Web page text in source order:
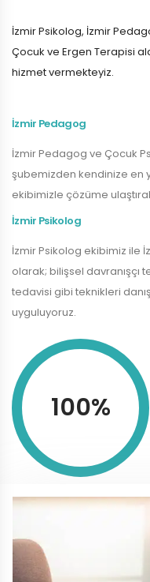
İzmir Psikolog, İzmir
Çocuk ve Ergen Terapisi
hizmet vermekteyiz.
İzmir Pedagog
İzmir Pedagog ve Çocuk
şubemizden kendinize en
ekibimizle çözüme
İzmir Psikolog
İzmir Psikolog ekibimiz ile
olarak; bilişsel davranışçı
tedavisi gibi teknikleri
uyguluyoruz.
100%